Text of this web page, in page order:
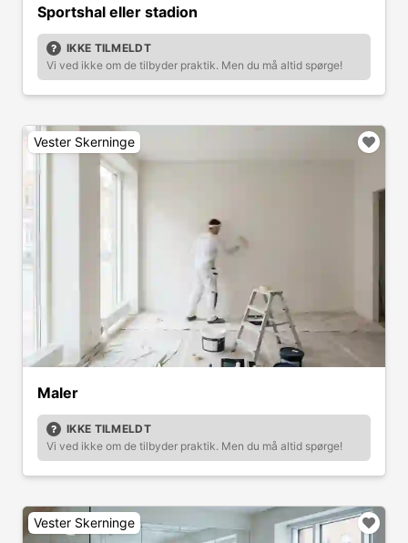
Sportshal eller stadion
IKKE TILMELDT
Vi ved ikke om de tilbyder praktik. Men du må altid spørge!
Vester Skerninge
Maler
IKKE TILMELDT
Vi ved ikke om de tilbyder praktik. Men du må altid spørge!
Vester Skerninge